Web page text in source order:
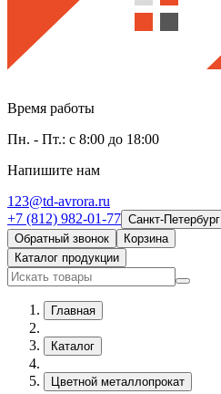
Время работы
Пн. - Пт.: с 8:00 до 18:00
Напишите нам
123@td-avrora.ru
+7 (812) 982-01-77 Санкт-Петербург
Обратный звонок
Корзина
Каталог продукции
Главная
Каталог
Цветной металлопрокат